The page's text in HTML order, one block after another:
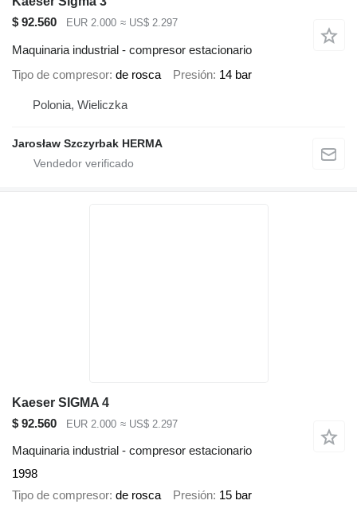
$ 92.560
EUR 2.000 ≈ US$ 2.297
Maquinaria industrial - compresor estacionario
Tipo de compresor de rosca Presión 14 bar
Polonia, Wieliczka
Jarosław Szczyrbak HERMA
Kaeser SIGMA 4
$ 92.560
EUR 2.000 ≈ US$ 2.297
Maquinaria industrial - compresor estacionario
1998
Tipo de compresor de rosca Presión 15 bar